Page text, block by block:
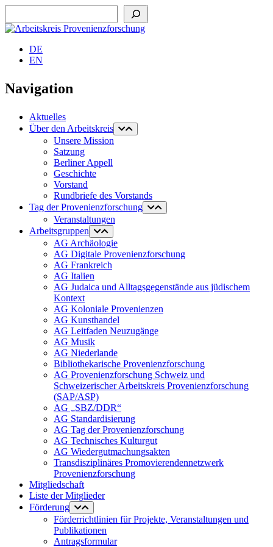
DE
EN
Navigation
Aktuelles
Über den Arbeitskreis
Unsere Mission
Satzung
Berliner Appell
Geschichte
Vorstand
Rundbriefe des Vorstands
Tag der Provenienzforschung
Veranstaltungen
Arbeitsgruppen
AG Archäologie
AG Digitale Provenienzforschung
AG Frankreich
AG Italien
AG Judaica und Alltagsgegenstände aus jüdischem
Kontext
AG Koloniale Provenienzen
AG Kunsthandel
AG Leitfaden Neuzugänge
AG Musik
AG Niederlande
Bibliothekarische Provenienzforschung
AG Provenienzforschung Schweiz und
Schweizerischer Arbeitskreis Provenienzforschung
(SAP/ASP)
AG „SBZ/DDR“
AG Standardisierung
AG Tag der Provenienzforschung
AG Technisches Kulturgut
AG Wiedergutmachungsakten
Transdisziplinäres Promovierendennetzwerk
Provenienzforschung
Mitgliedschaft
Liste der Mitglieder
Förderung
Förderrichtlinien für Projekte, Veranstaltungen und
Publikationen
Antragsformular